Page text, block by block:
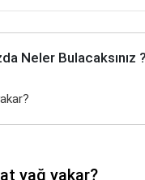
Neler Bulacaksınız ?
yağ yakar?